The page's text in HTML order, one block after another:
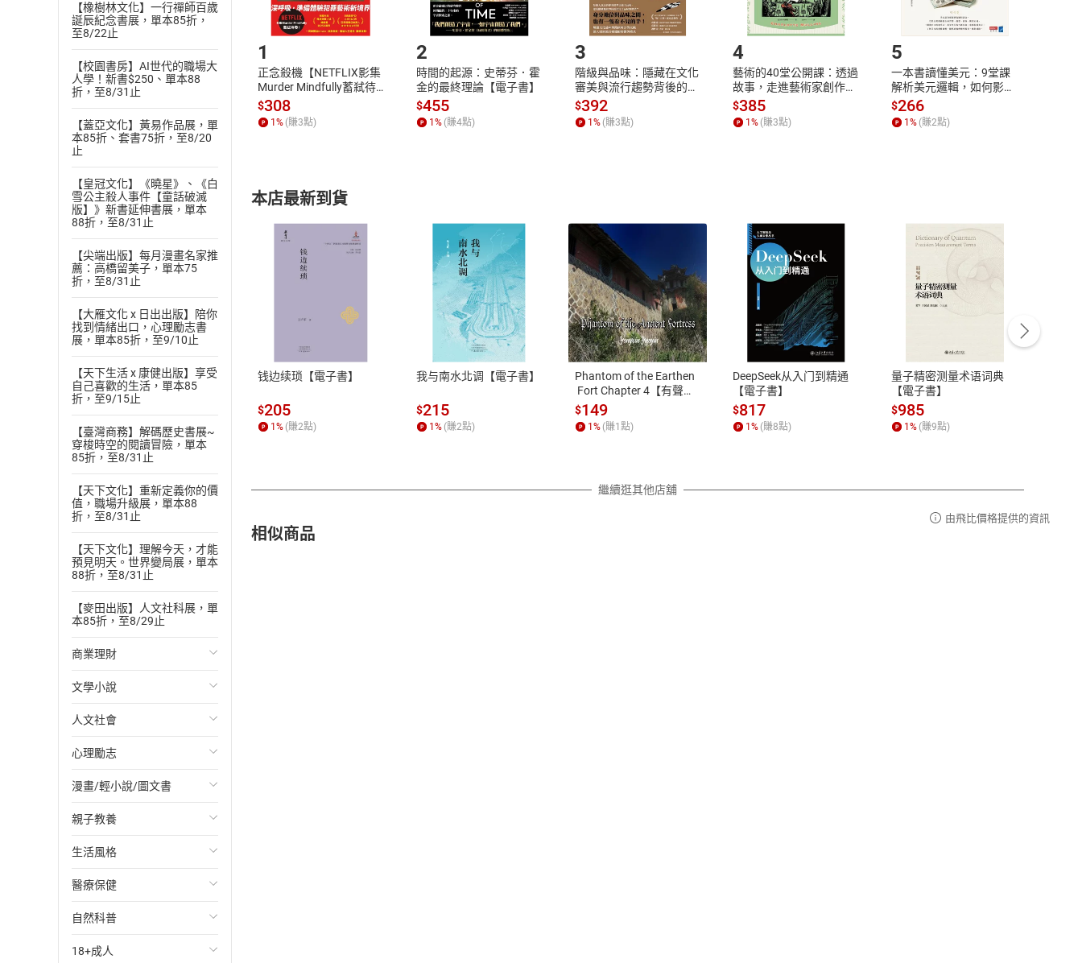
【橡樹林文化】一行禪師百歲
誕辰紀念書展，單本85折，
至8/22止
【校園書房】AI世代的職場大
人學！新書$250、單本88
折，至8/31止
【蓋亞文化】黃易作品展，單
本85折、套書75折，至8/20
止
【皇冠文化】《曉星》、《白
雪公主殺人事件【童話破滅
版】》新書延伸書展，單本
88折，至8/31止
【尖端出版】每月漫畫名家推
薦：高橋留美子，單本75
折，至8/31止
【大雁文化 x 日出出版】陪你
找到情緒出口，心理勵志書
展，單本85折，至9/10止
【天下生活 x 康健出版】享受
自己喜歡的生活，單本85
折，至9/15止
【臺灣商務】解碼歷史書展~
穿梭時空的閱讀冒險，單本
85折，至8/31止
【天下文化】重新定義你的價
值，職場升級展，單本88
折，至8/31止
【天下文化】理解今天，才能
預見明天。世界變局展，單本
88折，至8/31止
【麥田出版】人文社科展，單
本85折，至8/29止
商業理財
投資理財
經濟/趨勢
財務/金融
管理/領導
職場工作術
成功法
行銷/廣告
傳記
商務/商學
文學小說
歐美文學
日本文學
韓國文學
華文文學
經典文學
成長/家庭生活小說
懸疑/推理小說
科幻/奇幻小說
人文社會
國際關係
政治
社會科學
台灣/中國歷史
日/韓歷史
其他歷史/史學
法律
心理勵志
心靈成長/情緒
人際關係
兩性關係
心理學
漫畫/輕小說/圖文書
輕小說
奇幻/科幻
愛情故事
職場/社會寫實
懸疑/推理
親子教養
教育現場
兒童文學/故事
兒童科普/學習
育兒百科
生活風格
飲食/食譜
健身/美顏
運動/遊戲
醫療保健
健康/養生
常見疾病
自然科普
生物科學
18+成人
Step1.選擇閱讀載具 Step2.登入帳號，下載書籍後看書
付款方式
ATM轉帳、信用卡、LINE PAY、AFTEE
退換貨規範
本店是否提供消費者保護法七日猶豫期
之權利，遽消費者保護法及通訊交易解
除權合理例外情事適用準則，依商品性
質各有不同規定。詳細退換貨說明請參
照各商品說明。
客服資訊
服務時間：週一到週五 10:00-12:00、
13:00-17:00 (國定假日及例假日休息)
客服電話：0080-1857077
1
正念殺機【NETFLIX影集
Murder Mindfully蓄弒待
發】【電子書】
$308
1 % (賺3點)
2
時間的起源：史蒂芬．霍
金的最終理論【電子書】
$455
1 % (賺4點)
3
階級與品味：隱藏在文化
審美與流行趨勢背後的地
位渴望【電子書】
$392
1 % (賺3點)
4
藝術的40堂公開課：透過
故事，走進藝術家創作現
場，看藝術如何誕生、如
何形塑人類生活【電子
書】
$385
1% (賺3點)
5
一本書讀懂美元：9堂課
解析美元邏輯，如何影響
全球經濟和每個人的投資
【電子書】
$266
1% (賺2點)
本店最新到貨
钱边续琐【電子書】
$205
1% (賺2點)
我与南水北调【電子書】
$215
1% (賺2點)
Phantom of the Earthen
Fort Chapter 4【有聲
書】
$149
1% (賺1點)
DeepSeek从入门到精通
【電子書】
$817
1% (賺8點)
量子精密测量术语词典
【電子書】
$985
1% (賺9點)
繼續逛其他店舖
相似商品
由飛比價格提供的資訊